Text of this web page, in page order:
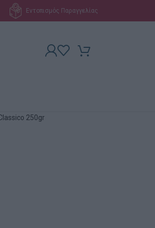
Εντοπισμός Παραγγελίας
250gr